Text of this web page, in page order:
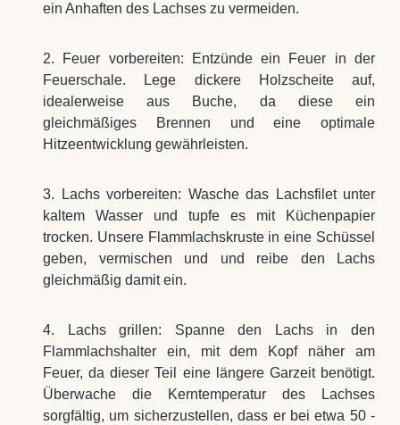
ein Anhaften des Lachses zu vermeiden.
2. Feuer vorbereiten: Entzünde ein Feuer in der
Feuerschale. Lege dickere Holzscheite auf,
idealerweise aus Buche, da diese ein
gleichmäßiges Brennen und eine optimale
Hitzeentwicklung gewährleisten.
3. Lachs vorbereiten: Wasche das Lachsfilet unter
kaltem Wasser und tupfe es mit Küchenpapier
trocken. Unsere Flammlachskruste in eine Schüssel
geben, vermischen und und reibe den Lachs
gleichmäßig damit ein.
4. Lachs grillen: Spanne den Lachs in den
Flammlachshalter ein, mit dem Kopf näher am
Feuer, da dieser Teil eine längere Garzeit benötigt.
Überwache die Kerntemperatur des Lachses
sorgfältig, um sicherzustellen, dass er bei etwa 50 -